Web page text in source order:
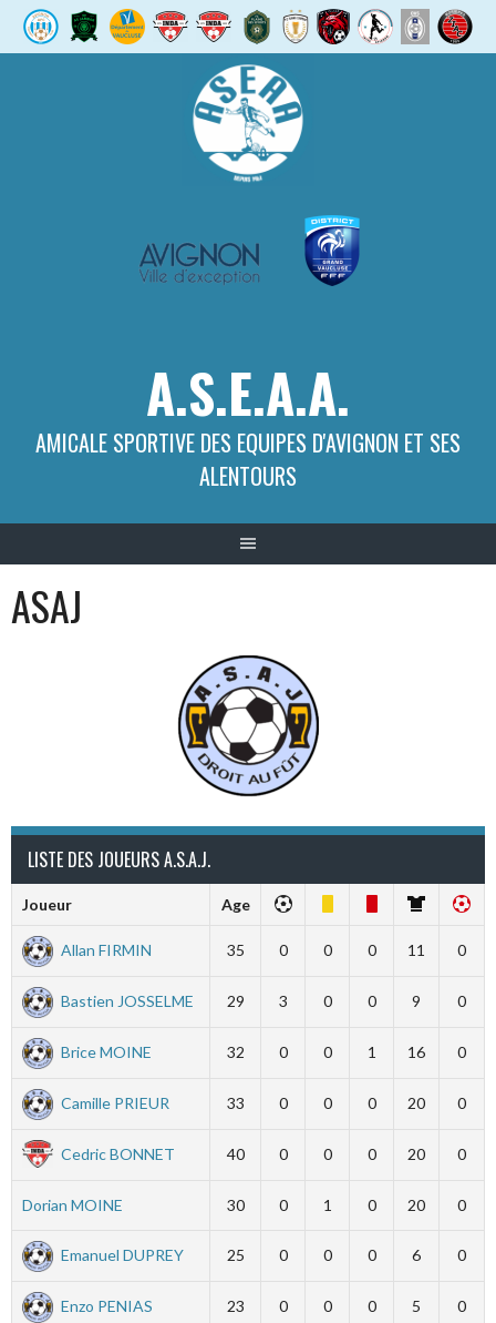
A.S.E.A.A.
AMICALE SPORTIVE DES EQUIPES D'AVIGNON ET SES
ALENTOURS
ASAJ
LISTE DES JOUEURS A.S.A.J.
Joueur Age
Allan FIRMIN 35 0 0 0 11 0
Bastien JOSSELME 29 3 0 0 9 0
Brice MOINE 32 0 0 1 16 0
Camille PRIEUR 33 0 0 0 20 0
Cedric BONNET 40 0 0 0 20 0
Dorian MOINE 30 0 1 0 20 0
Emanuel DUPREY 25 0 0 0 6 0
Enzo PENIAS 23 0 0 0 5 0